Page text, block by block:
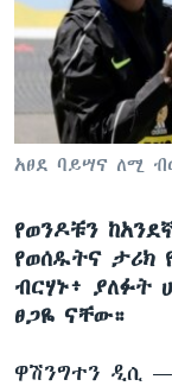
ቋንቋዎች
አፀደ ባይሣና ለሚ
የወንዶቹን
የወሰዱትና
ብርሃኑ፥
ፀጋዬ ናቸው።
ዋሽንግተን ዲሲ —